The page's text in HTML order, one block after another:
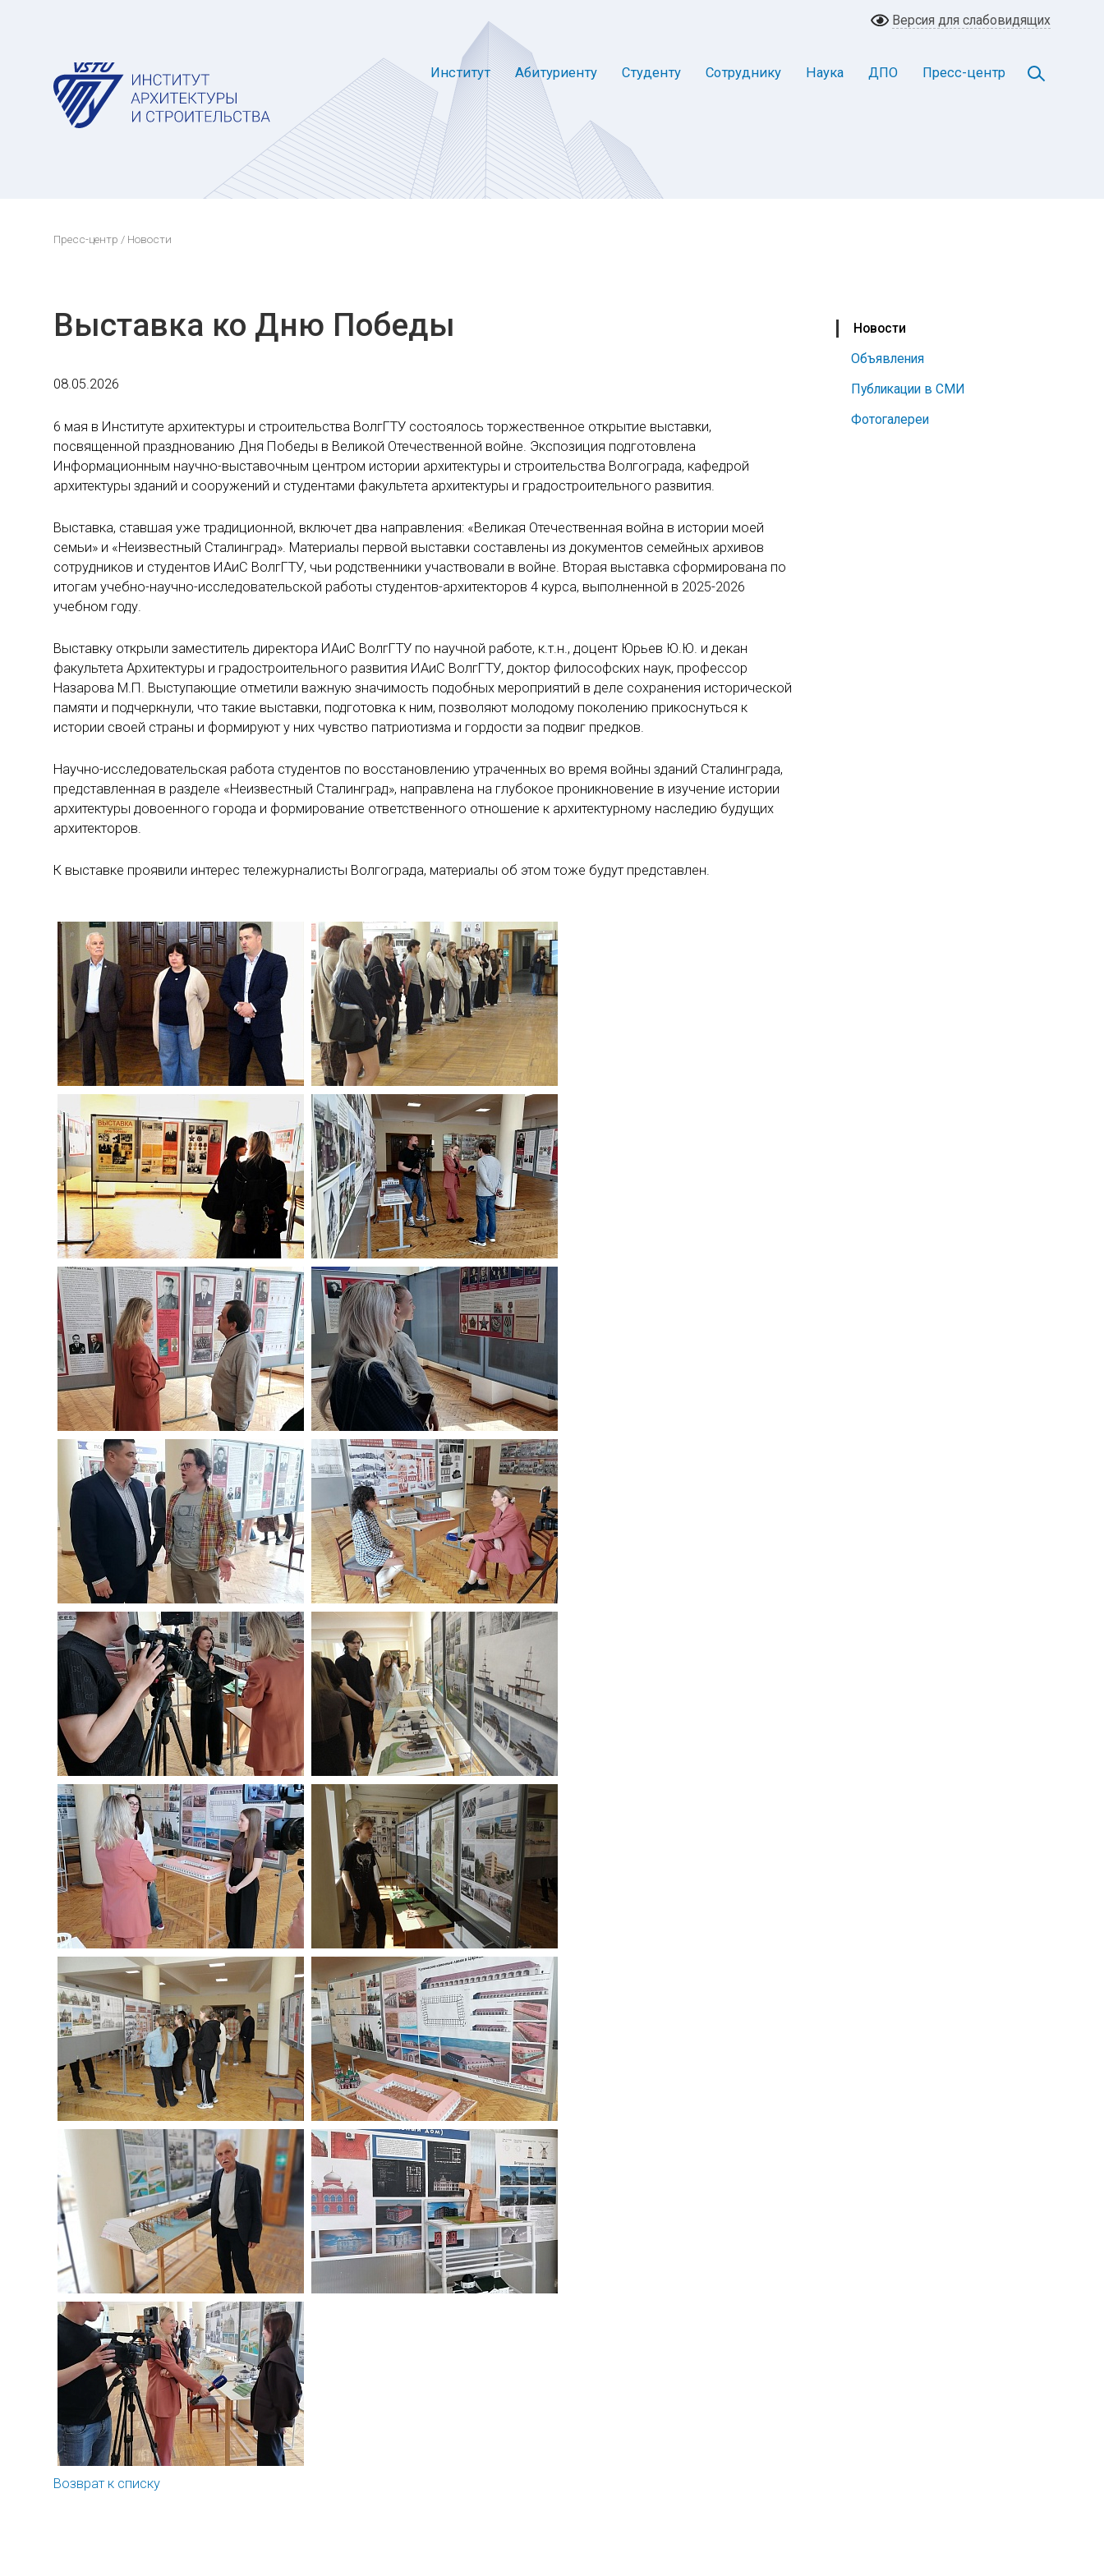
Версия для слабовидящих
Институт Абитуриенту Студенту Сотруднику Наука ДПО Пресс-центр
Пресс-центр / Новости
Новости
Объявления
Публикации в СМИ
Фотогалереи
Выставка ко Дню Победы
08.05.2026
6 мая в Институте архитектуры и строительства ВолгГТУ состоялось торжественное открытие выставки,
посвященной празднованию Дня Победы в Великой Отечественной войне. Экспозиция подготовлена
Информационным научно-выставочным центром истории архитектуры и строительства Волгограда, кафедрой
архитектуры зданий и сооружений и студентами факультета архитектуры и градостроительного развития.
Выставка, ставшая уже традиционной, включет два направления: «Великая Отечественная война в истории моей
семьи» и «Неизвестный Сталинград». Материалы первой выставки составлены из документов семейных архивов
сотрудников и студентов ИАиС ВолгГТУ, чьи родственники участвовали в войне. Вторая выставка сформирована по
итогам учебно-научно-исследовательской работы студентов-архитекторов 4 курса, выполненной в 2025-2026
учебном году.
Выставку открыли заместитель директора ИАиС ВолгГТУ по научной работе, к.т.н., доцент Юрьев Ю.Ю. и декан
факультета Архитектуры и градостроительного развития ИАиС ВолгГТУ, доктор философских наук, профессор
Назарова М.П. Выступающие отметили важную значимость подобных мероприятий в деле сохранения исторической
памяти и подчеркнули, что такие выставки, подготовка к ним, позволяют молодому поколению прикоснуться к
истории своей страны и формируют у них чувство патриотизма и гордости за подвиг предков.
Научно-исследовательская работа студентов по восстановлению утраченных во время войны зданий Сталинграда,
представленная в разделе «Неизвестный Сталинград», направлена на глубокое проникновение в изучение истории
архитектуры довоенного города и формирование ответственного отношение к архитектурному наследию будущих
архитекторов.
К выставке проявили интерес тележурналисты Волгограда, материалы об этом тоже будут представлен.
Возврат к списку